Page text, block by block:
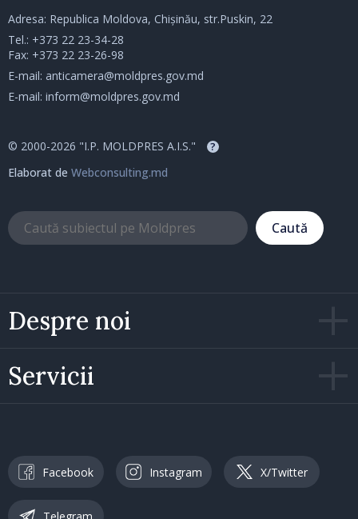
Despre noi
Servicii
Adresa: Republica Moldova, Chișinău, str.Puskin, 22
Tel.: +373 22 23-34-28
Fax: +373 22 23-26-98
E-mail: anticamera@moldpres.gov.md
E-mail: inform@moldpres.gov.md
© 2000-2026 "I.P. MOLDPRES A.I.S." ?
Elaborat de Webconsulting.md
Caută
Facebook Instagram X/Twitter
Telegram